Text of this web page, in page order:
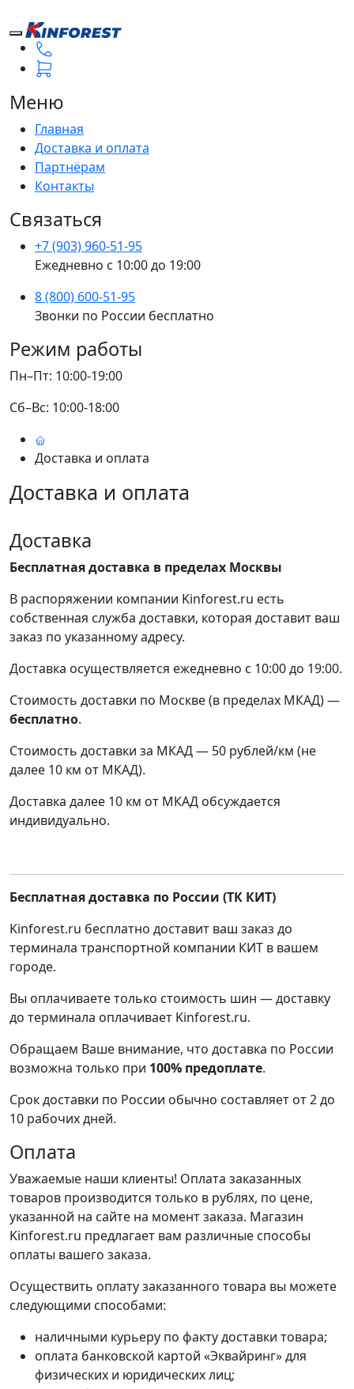
Меню
Главная
Доставка и оплата
Партнёрам
Контакты
Связаться
+7 (903) 960-51-95
Ежедневно с 10:00 до 19:00
8 (800) 600-51-95
Звонки по России бесплатно
Режим работы
Пн–Пт: 10:00-19:00
Сб–Вс: 10:00-18:00
Доставка и оплата
Доставка и оплата
Доставка
Бесплатная доставка в пределах Москвы
В распоряжении компании Kinforest.ru есть
собственная служба доставки, которая доставит ваш
заказ по указанному адресу.
Доставка осуществляется ежедневно с 10:00 до 19:00.
Стоимость доставки по Москве (в пределах МКАД) —
бесплатно.
Стоимость доставки за МКАД — 50 рублей/км (не
далее 10 км от МКАД).
Доставка далее 10 км от МКАД обсуждается
индивидуально.
Бесплатная доставка по России (ТК КИТ)
Kinforest.ru бесплатно доставит ваш заказ до
терминала транспортной компании КИТ в вашем
городе.
Вы оплачиваете только стоимость шин — доставку
до терминала оплачивает Kinforest.ru.
Обращаем Ваше внимание, что доставка по России
возможна только при 100% предоплате.
Срок доставки по России обычно составляет от 2 до
10 рабочих дней.
Оплата
Уважаемые наши клиенты! Оплата заказанных
товаров производится только в рублях, по цене,
указанной на сайте на момент заказа. Магазин
Kinforest.ru предлагает вам различные способы
оплаты вашего заказа.
Осуществить оплату заказанного товара вы можете
следующими способами:
наличными курьеру по факту доставки товара;
оплата банковской картой «Эквайринг» для
физических и юридических лиц;